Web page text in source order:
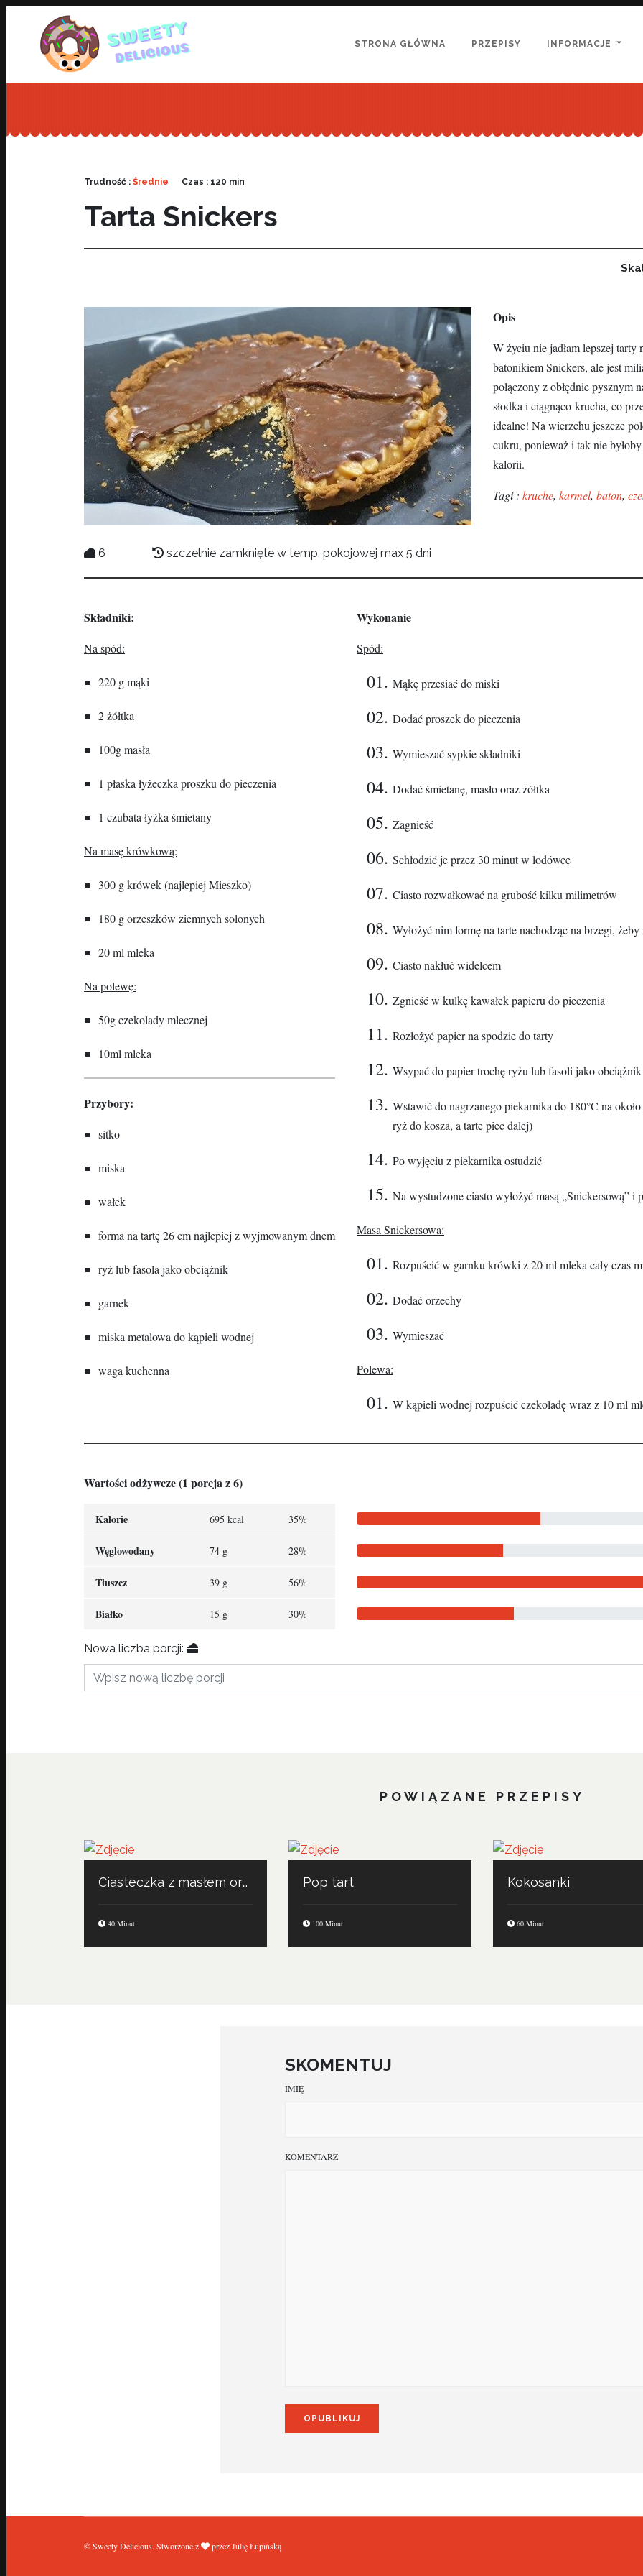
STRONA GŁÓWNA (CURRENT)
PRZEPISY(CURRENT)INFORMACJE
Trudność : Średnie Czas : 120 min
Tarta Snickers
Previous Next
Opis
W życiu nie jadłam lepszej
batonikiem Snickers, ale jest
połączony z obłędnie pysznym
słodka i ciągnąco-krucha, co
idealne! Na wierzchu jeszcze
cukru, ponieważ i tak nie
kalorii.
Tagi : kruche, karmel, baton,
6 szczelnie zamknięte w temp. pokojowej max 5 dni
Składniki:
Na spód:
220 g mąki
2 żółtka
100g masła
1 płaska łyżeczka proszku do pieczenia
1 czubata łyżka śmietany
Na masę krówkową:
300 g krówek (najlepiej Mieszko)
180 g orzeszków ziemnych solonych
20 ml mleka
Na polewę:
50g czekolady mlecznej
10ml mleka
Przybory:
sitko
miska
wałek
forma na tartę 26 cm najlepiej z wyjmowanym dnem
ryż lub fasola jako obciążnik
garnek
miska metalowa do kąpieli wodnej
waga kuchenna
Wykonanie
Spód:
Mąkę przesiać do miski
Dodać proszek do pieczenia
Wymieszać sypkie składniki
Dodać śmietanę, masło oraz żółtka
Zagnieść
Schłodzić je przez 30 minut w lodówce
Ciasto rozwałkować na grubość kilku milimetrów
Wyłożyć nim formę na tarte nachodząc na brzegi, żeby
Ciasto nakłuć widelcem
Zgnieść w kulkę kawałek papieru do pieczenia
Rozłożyć papier na spodzie do tarty
Wsypać do papier trochę ryżu lub fasoli jako obciążnik
Wstawić do nagrzanego piekarnika do 180°C na
ryż do kosza, a tarte piec dalej)
Po wyjęciu z piekarnika ostudzić
Na wystudzone ciasto wyłożyć masą „Snickersową” i
Masa Snickersowa:
Rozpuścić w garnku krówki z 20 ml mleka cały czas
Dodać orzechy
Wymieszać
Polewa:
W kąpieli wodnej rozpuścić czekoladę wraz z 10 ml
Wartości odżywcze (1 porcja z 6)
Kalorie 695 kcal 35%
Węglowodany 74 g 28%
Tłuszcz 39 g 56%
Białko 15 g 30%
Nowa liczba porcji:
POWIĄZANE PRZEPISY
Ciasteczka z masłem orzechowym
40 Minut
Pop tart
100 Minut
Kokosanki
60 Minut
SKOMENTUJ
IMIĘ
KOMENTARZ
© Sweety Delicious. Stworzone z przez Julię Łupińską